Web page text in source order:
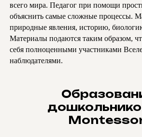
всего мира. Педагог при помощи
объяснить самые сложные процессы.
природные явления, историю,
Материалы подаются таким образом,
себя полноценными участниками
наблюдателями.